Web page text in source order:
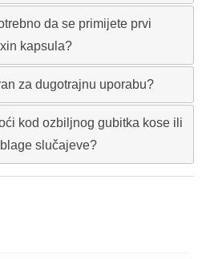
da se primijete prvi
kapsula?
za dugotrajnu uporabu?
kod ozbiljnog gubitka kose ili
slučajeve?